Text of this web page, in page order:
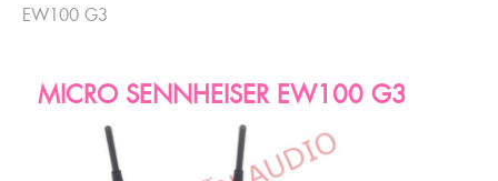
EW100 G3
MICRO SENNHEISER EW100 G3